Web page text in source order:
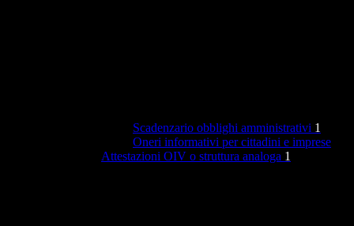
Scadenzario obblighi amministrativi 1
Oneri informativi per cittadini e imprese
Attestazioni OIV o struttura analoga 1